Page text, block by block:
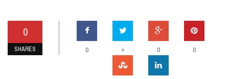
0
SHARES 0 + 0 0